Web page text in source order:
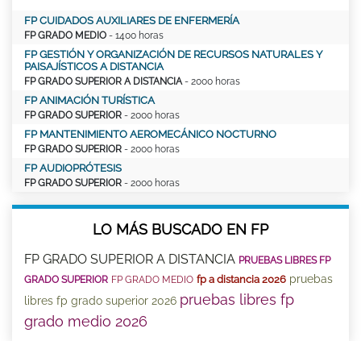
FP CUIDADOS AUXILIARES DE ENFERMERÍA
FP GRADO MEDIO - 1400 horas
FP GESTIÓN Y ORGANIZACIÓN DE RECURSOS NATURALES Y
PAISAJÍSTICOS A DISTANCIA
FP GRADO SUPERIOR A DISTANCIA- 2000 horas
FP ANIMACIÓN TURÍSTICA
FP GRADO SUPERIOR - 2000 horas
FP MANTENIMIENTO AEROMECÁNICO NOCTURNO
FP GRADO SUPERIOR - 2000 horas
FP AUDIOPRÓTESIS
FP GRADO SUPERIOR - 2000 horas
LO MÁS BUSCADO EN FP
FP GRADO SUPERIOR A DISTANCIA PRUEBAS LIBRES FP
GRADO SUPERIOR FP GRADO MEDIO fp a distancia 2026 pruebas
libres fp grado superior 2026 pruebas libres fp
grado medio 2026